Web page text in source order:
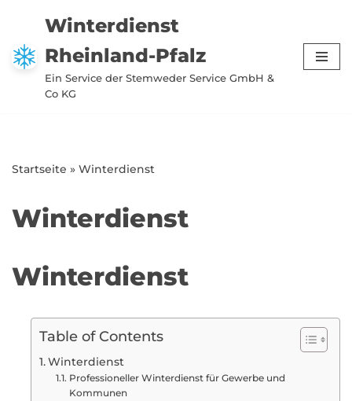
Zum
Inhalt
springen
Winterdienst
Rheinland-Pfalz
Ein Service der Stemweder Service GmbH &
Co KG
Startseite » Winterdienst
Winterdienst
Winterdienst
Table of Contents
Winterdienst
Professioneller Winterdienst für Gewerbe und
Kommunen